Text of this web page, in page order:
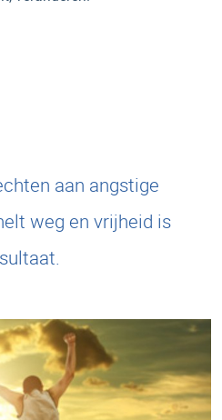
aan angstige
weg en vrijheid is